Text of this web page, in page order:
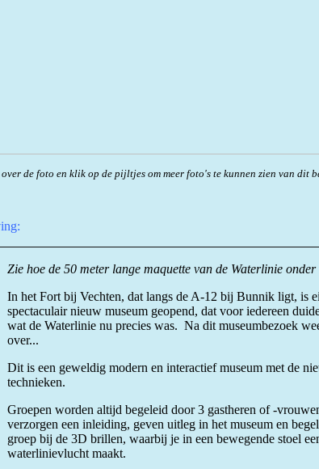
over de foto en klik op de pijltjes om meer foto's te kunnen zien van dit
Zie hoe de 50 meter lange maquette van de Waterlinie
In het Fort bij Vechten, dat langs de A-12 bij Bunnik ligt, is
spectaculair nieuw museum geopend, dat voor iedereen
wat de Waterlinie nu precies was. Na dit museumbezoek
over...
Dit is een geweldig modern en interactief museum met de
technieken.
Groepen worden altijd begeleid door 3 gastheren of -
verzorgen een inleiding, geven uitleg in het museum en
groep bij de 3D brillen, waarbij je in een bewegende stoel
waterlinievlucht maakt.